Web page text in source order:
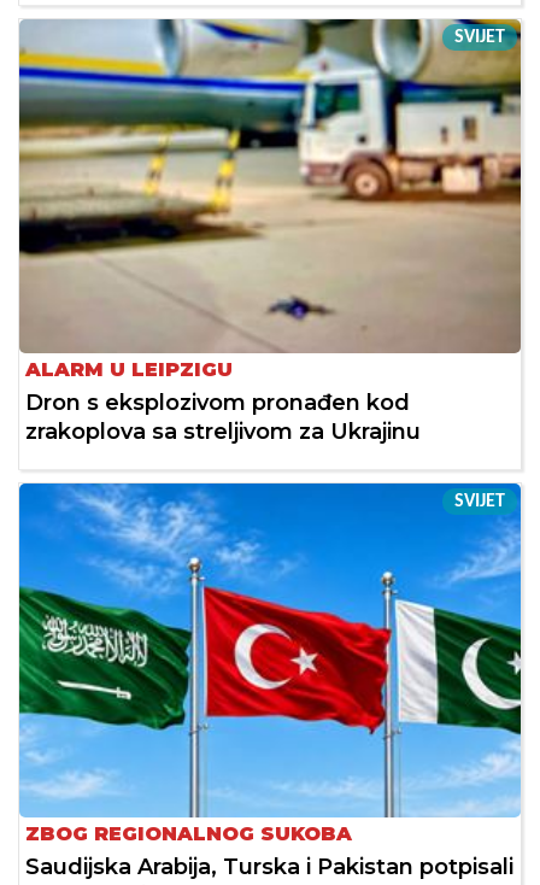
SVIJET
ALARM U LEIPZIGU
Dron s eksplozivom pronađen kod
zrakoplova sa streljivom za Ukrajinu
SVIJET
ZBOG REGIONALNOG SUKOBA
Saudijska Arabija, Turska i Pakistan potpisali